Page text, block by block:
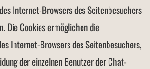
Internet-Browsers des Seitenbesuchers
Die Cookies ermöglichen die
Internet-Browsers des Seitenbesuchers,
der einzelnen Benutzer der Chat-